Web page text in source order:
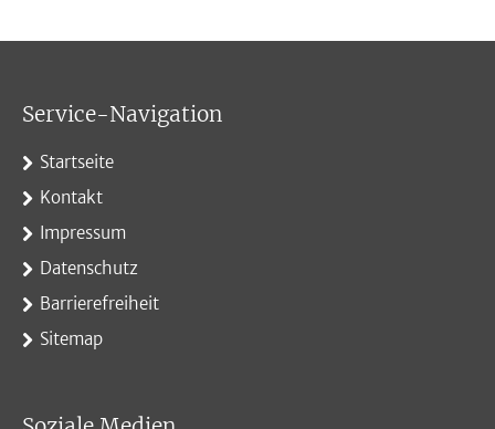
Service-Navigation
Startseite
Kontakt
Impressum
Datenschutz
Barrierefreiheit
Sitemap